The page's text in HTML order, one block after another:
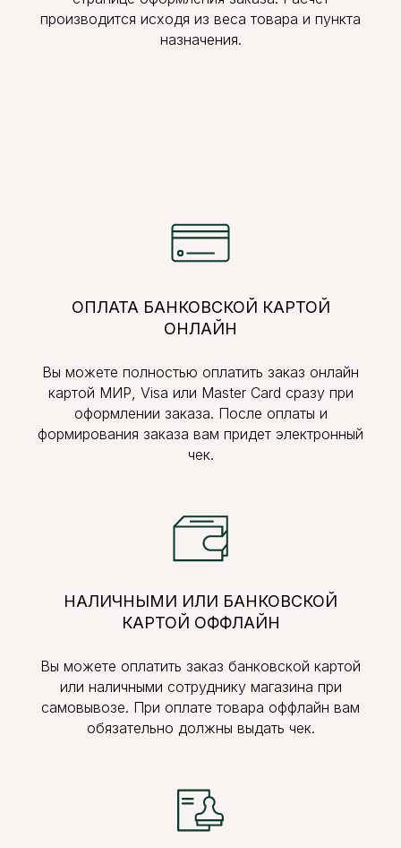
производится исходя из веса товара и пункта
назначения.
ОПЛАТА БАНКОВСКОЙ КАРТОЙ
ОНЛАЙН
Вы можете полностью оплатить заказ онлайн
картой МИР, Visa или Master Card сразу при
оформлении заказа. После оплаты и
формирования заказа вам придет электронный
чек.
НАЛИЧНЫМИ ИЛИ БАНКОВСКОЙ
КАРТОЙ ОФФЛАЙН
Вы можете оплатить заказ банковской картой
или наличными сотруднику магазина при
самовывозе. При оплате товара оффлайн вам
обязательно должны выдать чек.